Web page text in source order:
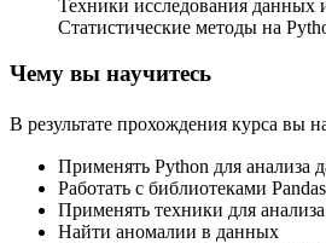
Техники исследования данных
Статистические методы на
Чему вы научитесь
В результате прохождения курса вы
Применять Python для анализа
Работать с библиотеками
Применять техники для
Найти аномалии в данных